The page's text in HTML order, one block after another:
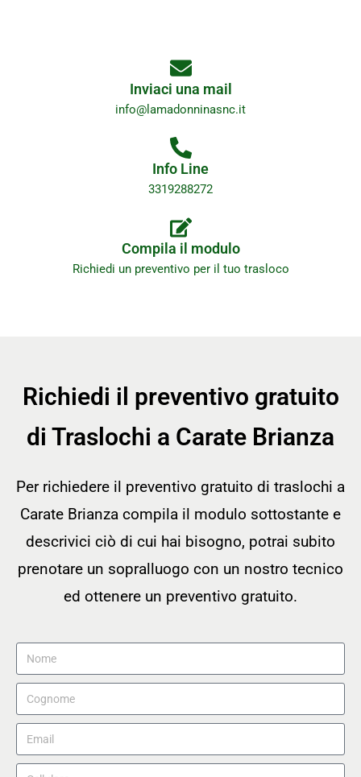
Inviaci una mail
info@lamadonninasnc.it
Info Line
3319288272
Compila il modulo
Richiedi un preventivo per il tuo trasloco
Richiedi il preventivo gratuito
di Traslochi a Carate Brianza
Per richiedere il preventivo gratuito di traslochi a
Carate Brianza compila il modulo sottostante e
descrivici ciò di cui hai bisogno, potrai subito
prenotare un sopralluogo con un nostro tecnico
ed ottenere un preventivo gratuito.